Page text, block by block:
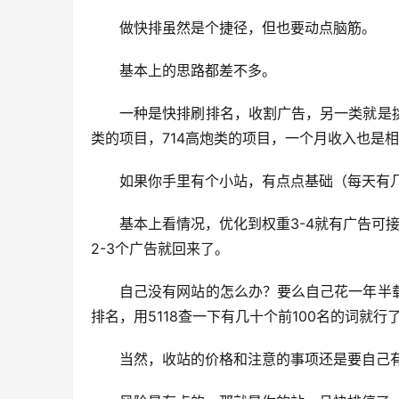
做快排虽然是个捷径，但也要动点脑筋。
基本上的思路都差不多。
一种是快排刷排名，收割广告，另一类就
类的项目，714高炮类的项目，一个月收入也是
如果你手里有个小站，有点点基础（每天
基本上看情况，优化到权重3-4就有广告可
2-3个广告就回来了。
自己没有网站的怎么办？要么自己花一年
排名，用5118查一下有几十个前100名的词就行
当然，收站的价格和注意的事项还是要自己